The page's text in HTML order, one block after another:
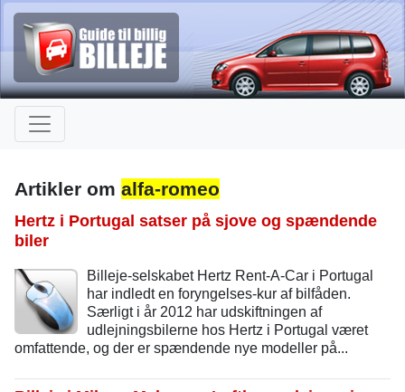
Artikler om alfa-romeo
Hertz i Portugal satser på sjove og spændende
biler
Billeje-selskabet Hertz Rent-A-Car i Portugal
har indledt en foryngelses-kur af bilfåden.
Særligt i år 2012 har udskiftningen af
udlejningsbilerne hos Hertz i Portugal været
omfattende, og der er spændende nye modeller på...